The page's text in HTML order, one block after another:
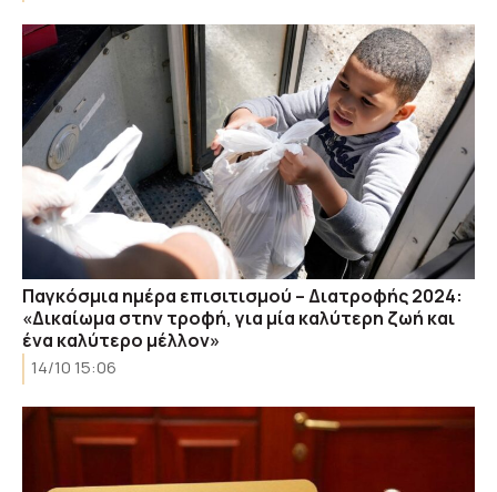
Παγκόσμια ημέρα επισιτισμού – Διατροφής 2024:
«Δικαίωμα στην τροφή, για μία καλύτερη ζωή και
ένα καλύτερο μέλλον»
14/10 15:06